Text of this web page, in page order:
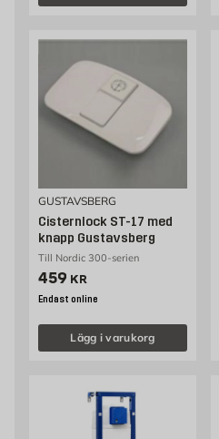
GUSTAVSBERG
Cisternlock ST-17 med
knapp Gustavsberg
Till Nordic 300-serien
Pris 459 kr
459 KR
Endast online
Lägg i varukorg